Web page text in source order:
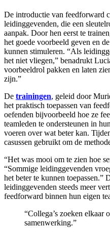
De introductie van feedforward
leidinggevenden, die een
aanpak. Door hen eerst te
het goede voorbeeld geven en
kunnen stimuleren. “Als
het niet vliegen,” benadrukt
voorbeeldrol pakken en laten
zijn.”
De trainingen, geleid door
het praktisch toepassen van
oefenden bijvoorbeeld hoe ze
teamleden te ondersteunen in
voeren over wat beter kan.
casussen gebruikt om de
“Het was mooi om te zien hoe
“Sommige leidinggevenden
het beter te kunnen toepassen.”
leidinggevenden steeds meer
feedforward binnen hun eigen
“Collega’s zoeken elkaar
samenwerking.”